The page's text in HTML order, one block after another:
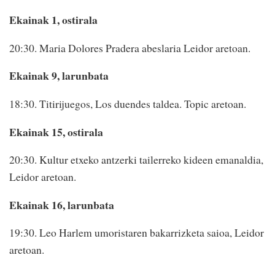
Ekainak 1, ostirala
20:30. Maria Dolores Pradera abeslaria Leidor aretoan.
Ekainak 9, larunbata
18:30. Titirijuegos, Los duendes taldea. Topic aretoan.
Ekainak 15, ostirala
20:30. Kultur etxeko antzerki tailerreko kideen emanaldia,
Leidor aretoan.
Ekainak 16, larunbata
19:30. Leo Harlem umoristaren bakarrizketa saioa, Leidor
aretoan.